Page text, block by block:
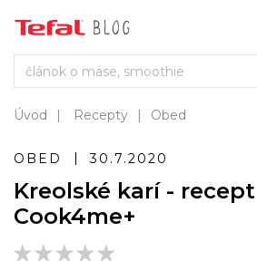
Úvod Recepty Obed
OBED 30.7.2020
Kreolské karí -
Cook4me+